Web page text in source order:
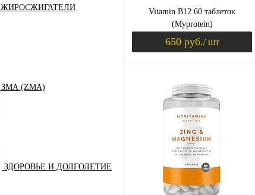
ЖИРОСЖИГАТЕЛИ
ЗМА (ZMA)
ЗДОРОВЬЕ И ДОЛГОЛЕТИЕ
Vitamin B12 60 таблеток
(Myprotein)
650 руб./ шт
Купить в 1 клик
Сравнение
В избранное
Недоступно